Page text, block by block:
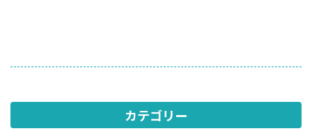
カテゴリー